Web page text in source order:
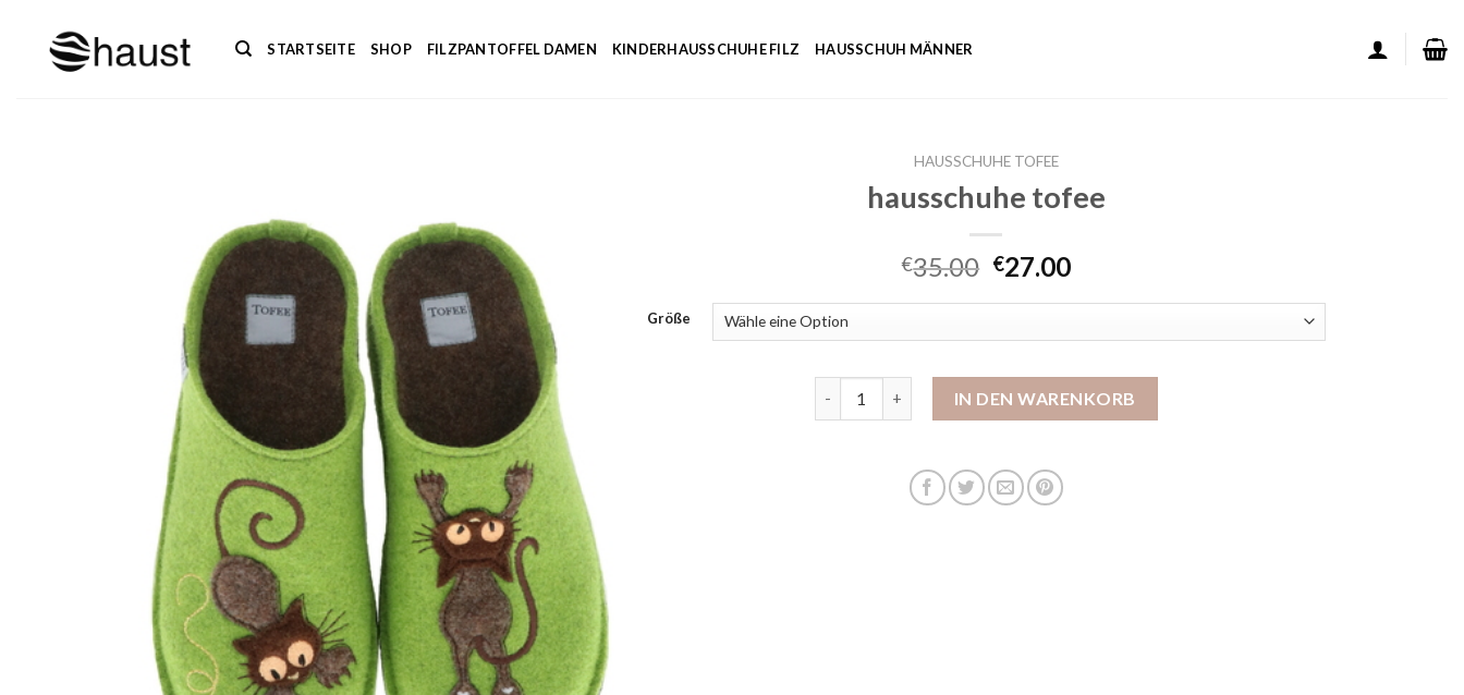
springen
STARTSEITE SHOP FILZPANTOFFEL DAMEN KINDERHAUSSCHUHE FILZ HAUSSCHUH MÄNNER
HAUSSCHUHE TOFEE
hausschuhe tofee
€35.00 €27.00
Größe
IN DEN WARENKORB